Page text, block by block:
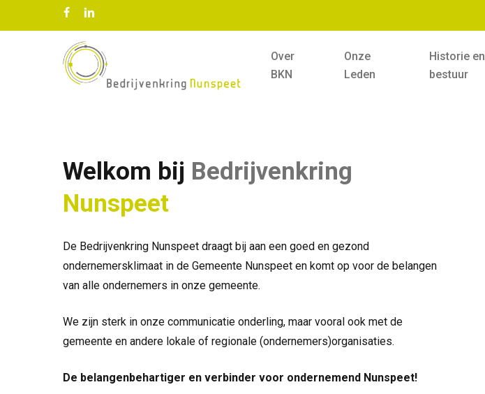
to
facebook
linkedin
Over
BKN
Onze
Leden
Historie en
bestuur
Welkom bij Bedrijvenkring
Nunspeet
De Bedrijvenkring Nunspeet draagt bij aan een goed en gezond
ondernemersklimaat in de Gemeente Nunspeet en komt op voor de belangen
van alle ondernemers in onze gemeente.
We zijn sterk in onze communicatie onderling, maar vooral ook met de
gemeente en andere lokale of regionale (ondernemers)organisaties.
De belangenbehartiger en verbinder voor ondernemend Nunspeet!